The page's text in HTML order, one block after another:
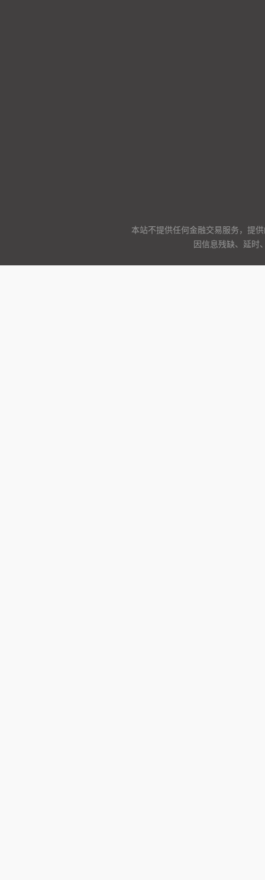
本站不提供任何金融交易服务，提
因信息残缺、延时